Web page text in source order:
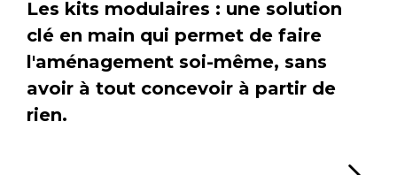
Les kits modulaires : une solution
clé en main qui permet de faire
l'aménagement soi-même, sans
avoir à tout concevoir à partir de
rien.